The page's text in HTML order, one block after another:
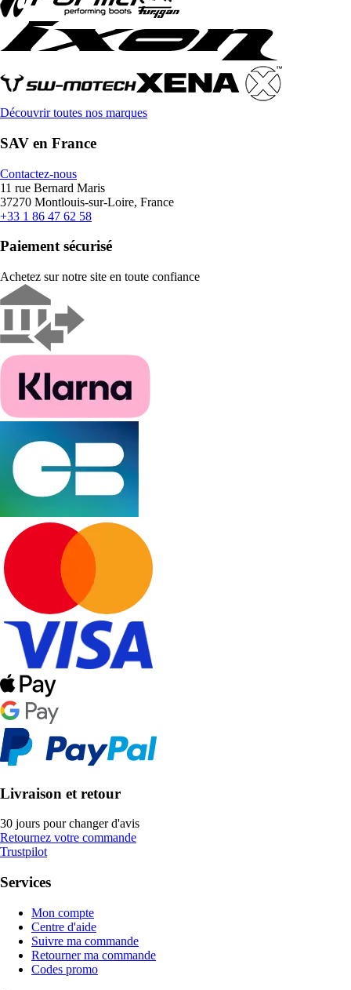
Découvrir toutes nos marques
SAV en France
Contactez-nous
11 rue Bernard Maris
37270 Montlouis-sur-Loire, France
+33 1 86 47 62 58
Paiement sécurisé
Achetez sur notre site en toute confiance
Livraison et retour
30 jours pour changer d'avis
Retournez votre commande
Trustpilot
Services
Mon compte
Centre d'aide
Suivre ma commande
Retourner ma commande
Codes promo